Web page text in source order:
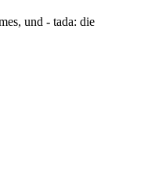
und - tada: die